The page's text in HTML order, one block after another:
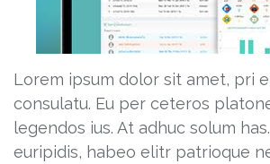
Lorem ipsum dolor sit amet, pri
consulatu. Eu per ceteros
legendos ius. At adhuc solum
euripidis, habeo elitr patrioque